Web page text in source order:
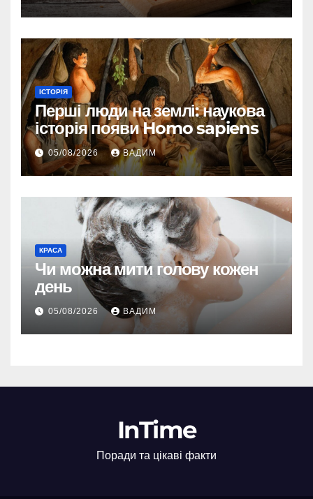
ІСТОРІЯ
Перші люди на землі: наукова
історія появи Homo sapiens
05/08/2026 ВАДИМ
КРАСА
Чи можна мити голову кожен
день
05/08/2026 ВАДИМ
InTime
Поради та цікаві факти